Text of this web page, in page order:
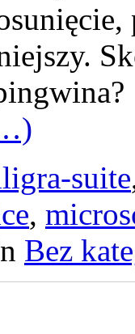
suite
,
Bez